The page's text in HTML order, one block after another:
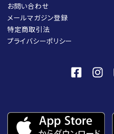
お問い合わせ
メールマガジン登録
特定商取引法
プライバシーポリシー